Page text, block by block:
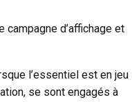
d’affichage et
l’essentiel est en jeu
se sont engagés à